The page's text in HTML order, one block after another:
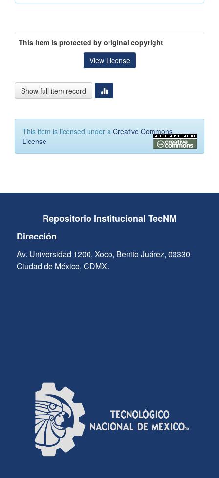
This item is protected by original copyright
View License
Show full item record
This item is licensed under a Creative Commons
License
Repositorio Institucional TecNM
Dirección
Av. Universidad 1200, Xoco, Benito Juárez, 03330
Ciudad de México, CDMX.